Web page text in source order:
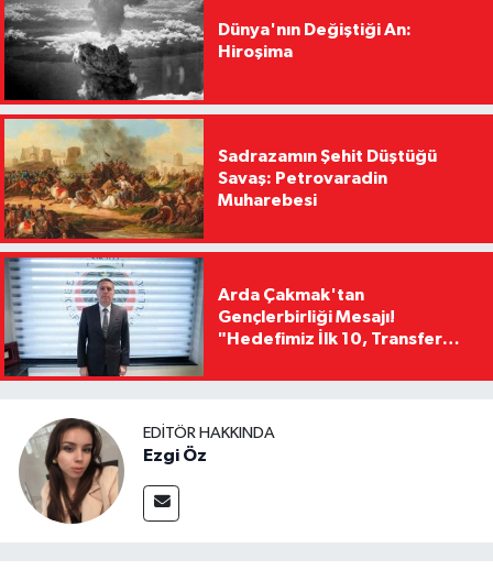
Dünya'nın Değiştiği An:
Hiroşima
Sadrazamın Şehit Düştüğü
Savaş: Petrovaradin
Muharebesi
Arda Çakmak'tan
Gençlerbirliği Mesajı!
"Hedefimiz İlk 10, Transfer
Kaldıracağız"
EDITÖR HAKKINDA
Ezgi Öz